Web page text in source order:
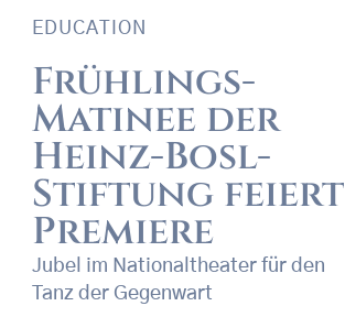
EDUCATION
Frühlings-
Matinee der
Heinz-Bosl-
Stiftung feiert
Premiere
Jubel im Nationaltheater für den
Tanz der Gegenwart